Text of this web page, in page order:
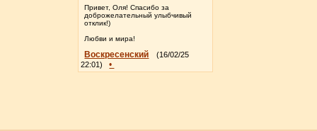
Привет, Оля! Спасибо за
доброжелательный улыбчивый
отклик!)
Любви и мира!
Воскресенский
(16/02/25
22:01)
•